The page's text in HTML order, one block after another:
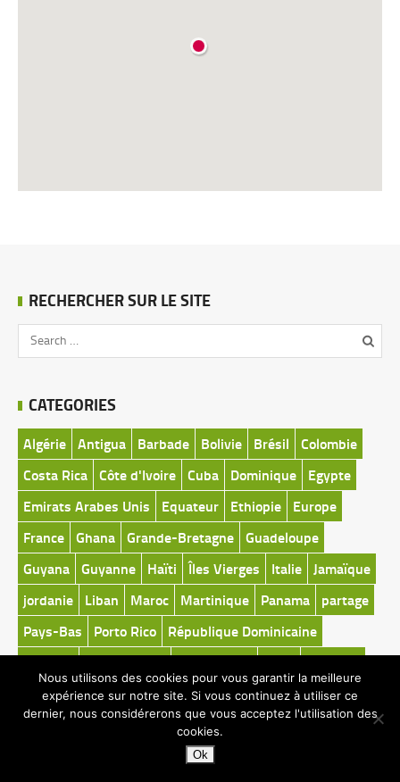
RECHERCHER SUR LE SITE
CATEGORIES
Algérie Antigua Barbade Bolivie Brésil
Colombie
Costa Rica Côte d'Ivoire Cuba Dominique
Egypte
Emirats Arabes Unis
Equateur Ethiopie
Europe
France Ghana Grande-Bretagne Guadeloupe
Guyana Guyanne Haïti Îles Vierges Italie Jamaïque
jordanie
Liban Maroc Martinique Panama
partage
Pays-Bas
Porto Rico
République Dominicaine
Rwanda Saint-Martin Sainte Lucie Syrie Tanzanie
Togo Trinidad Tunisie
Nous utilisons des cookies pour vous garantir la meilleure
expérience sur notre site. Si vous continuez à utiliser ce
dernier, nous considérerons que vous acceptez l'utilisation des
cookies.
Ok